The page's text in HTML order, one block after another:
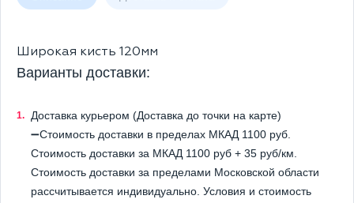
Широкая кисть 120мм
Варианты доставки:
Доставка курьером (Доставка до точки на карте)
➖Стоимость доставки в пределах МКАД 1100 руб.
Стоимость доставки за МКАД 1100 руб + 35 руб/км.
Стоимость доставки за пределами Московской области
рассчитывается индивидуально. Условия и стоимость